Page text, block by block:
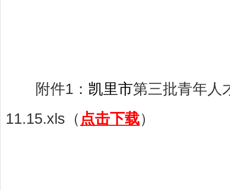
附件1： 凯里市第三批青年人
11.15.xls（ 点击下载）